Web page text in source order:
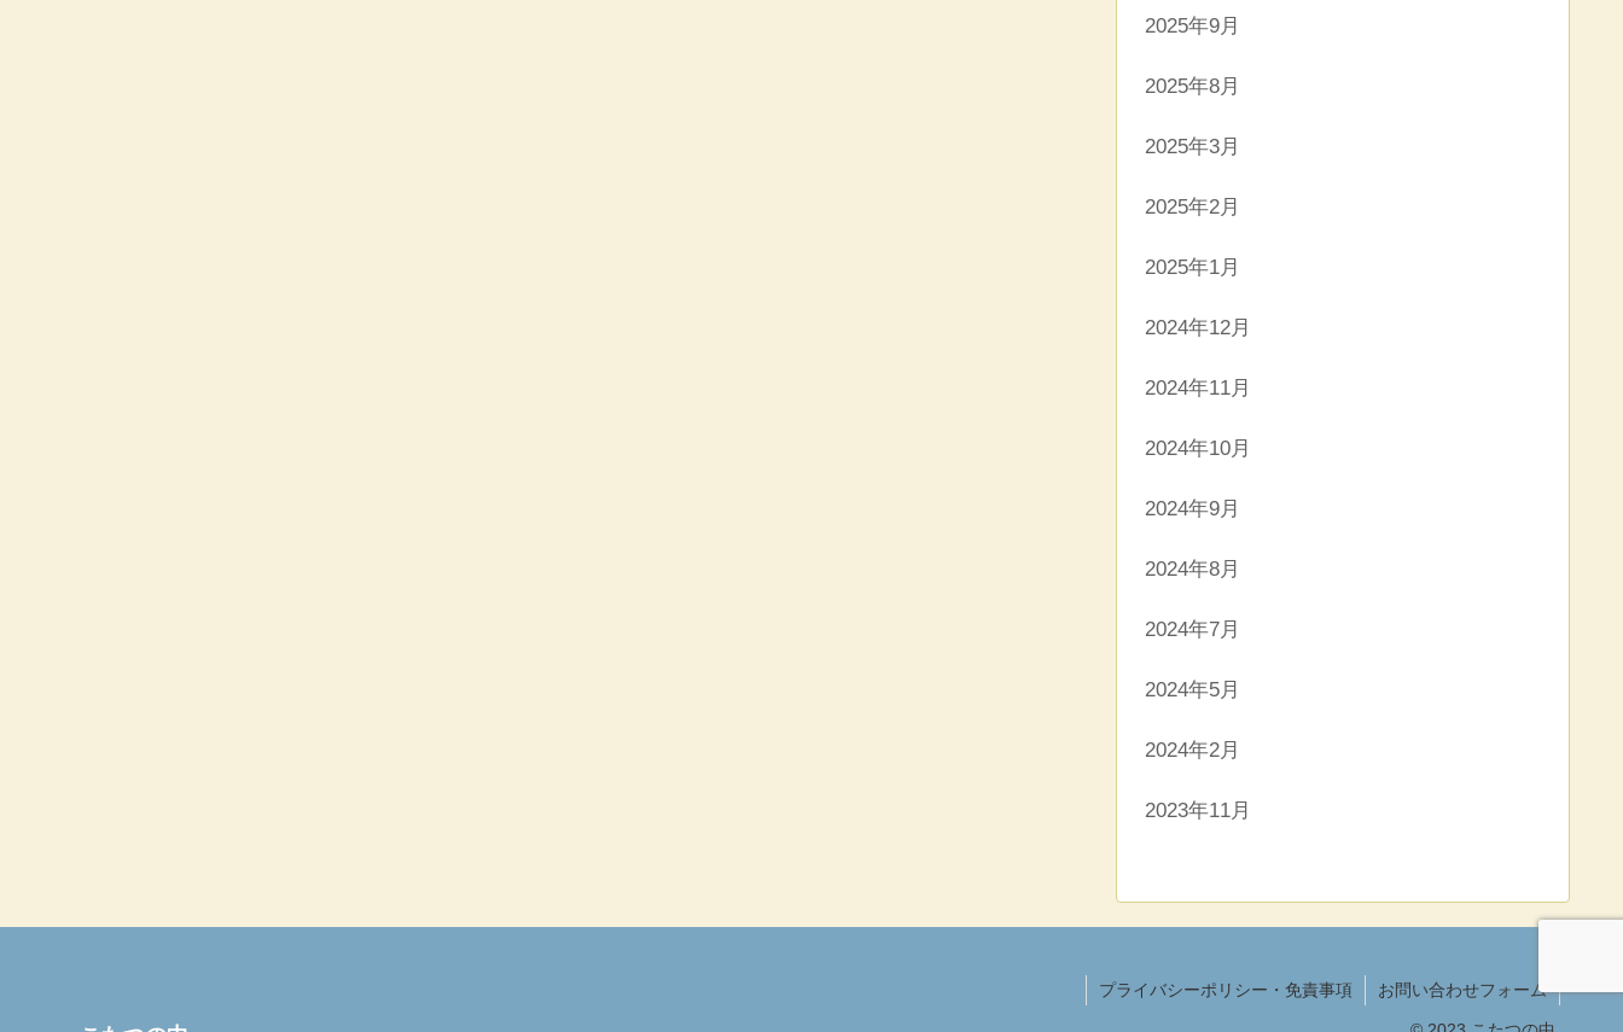
2025年9月
2025年8月
2025年3月
2025年2月
2025年1月
2024年12月
2024年11月
2024年10月
2024年9月
2024年8月
2024年7月
2024年5月
2024年2月
2023年11月
プライバシーポリシー・免責事項 お問い合わせフォーム